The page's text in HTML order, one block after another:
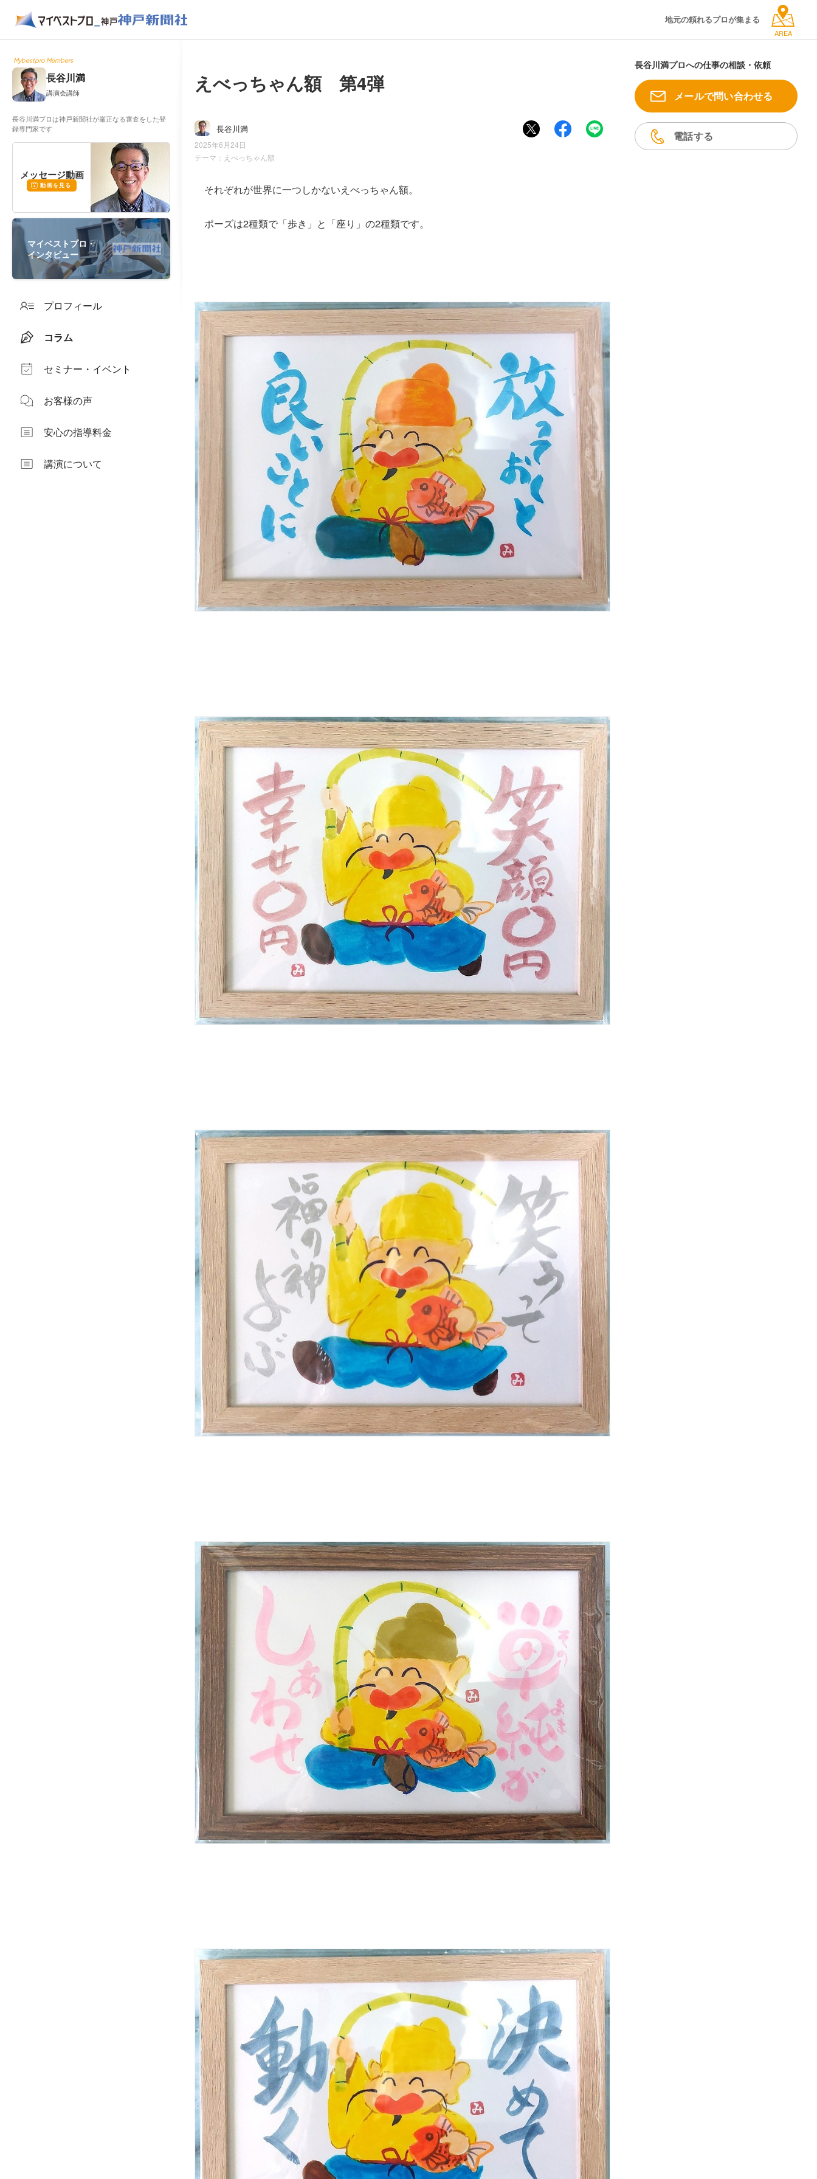
地元の頼れるプロが集まる
AREA
Mybestpro Members
長谷川満
講演会講師
長谷川満プロは神戸新聞社が厳正なる審査をした登
録専門家です
メッセージ動画
動画を見る
マイベストプロ・
インタビュー
プロフィール
コラム
セミナー・イベント
お客様の声
安心の指導料金
講演について
えべっちゃん額 第4弾
長谷川満
2025年6月24日
テーマ： えべっちゃん額
それぞれが世界に一つしかないえべっちゃん額。
ポーズは2種類で「歩き」と「座り」の2種類です。
長谷川満プロへの仕事の相談・依頼
メールで問い合わせる
電話する